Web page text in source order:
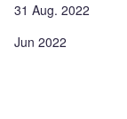
31 Aug. 2022
Jun 2022